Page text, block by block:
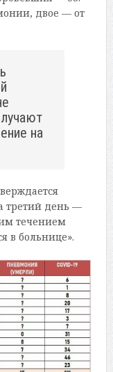
двое — от
на
третий день —
течением
в больнице».